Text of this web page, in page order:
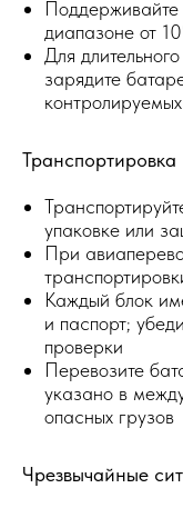
Поддерживайте
диапазоне от
Для
зарядите
Транспортировка
упаковке или
При
Каждый блок
и паспорт;
проверки
Перевозите
указано в
опасных грузов
Чрезвычайные